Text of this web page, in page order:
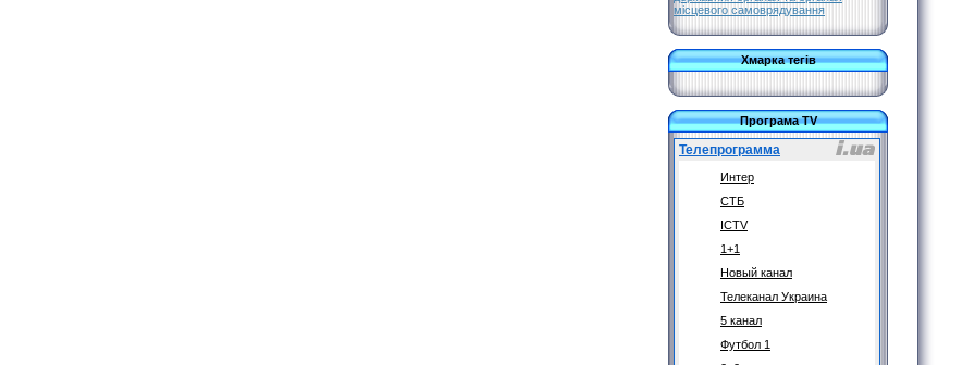
місцевого самоврядування
Хмарка тегів
Програма TV
Телепрограмма
Интер
СТБ
ICTV
1+1
Новый канал
Телеканал Украина
5 канал
Футбол 1